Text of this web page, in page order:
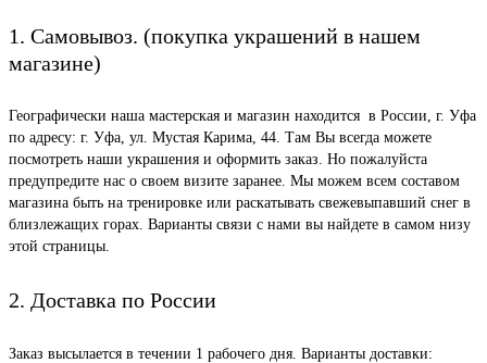
1. Самовывоз. (покупка украшений в нашем
магазине)
Географически наша мастерская и магазин находится в России, г. Уфа
по адресу: г. Уфа, ул. Мустая Карима, 44. Там Вы всегда можете
посмотреть наши украшения и оформить заказ. Но пожалуйста
предупредите нас о своем визите заранее. Мы можем всем составом
магазина быть на тренировке или раскатывать свежевыпавший снег в
близлежащих горах. Варианты связи с нами вы найдете в самом низу
этой страницы.
2. Доставка по России
Заказ высылается в течении 1 рабочего дня. Варианты доставки: